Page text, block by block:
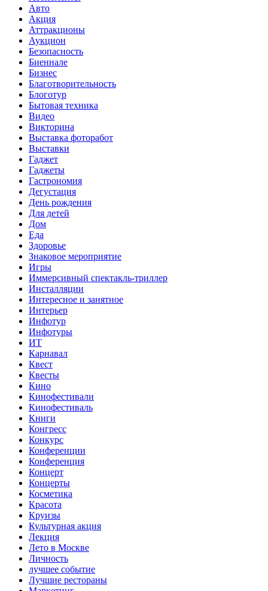
Авто
Акция
Аттракционы
Аукцион
Безопасность
Биеннале
Бизнес
Благотворительность
Блоготур
Бытовая техника
Видео
Викторина
Выставка фоторабот
Выставки
Гаджет
Гаджеты
Гастрономия
Дегустация
День рождения
Для детей
Дом
Еда
Здоровье
Знаковое мероприятие
Игры
Иммерсивный спектакль-триллер
Инсталляции
Интересное и занятное
Интерьер
Инфотур
Инфотуры
ИТ
Карнавал
Квест
Квесты
Кино
Кинофестивали
Кинофестиваль
Книги
Конгресс
Конкурс
Конференции
Конференция
Концерт
Концерты
Косметика
Красота
Круизы
Культурная акция
Лекция
Лето в Москве
Личность
лучшее событие
Лучшие рестораны